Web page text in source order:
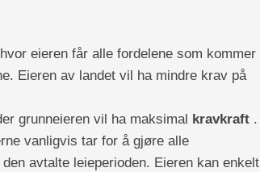
eieren får alle fordelene som kommer
Eieren av landet vil ha mindre krav på
grunneieren vil ha maksimal kravkraft.
vanligvis tar for å gjøre alle
avtalte leieperioden. Eieren kan enkelt